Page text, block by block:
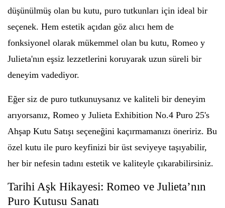
düşünülmüş olan bu kutu, puro tutkunları için ideal bir
seçenek. Hem estetik açıdan göz alıcı hem de
fonksiyonel olarak mükemmel olan bu kutu, Romeo y
Julieta'nın eşsiz lezzetlerini koruyarak uzun süreli bir
deneyim vadediyor.
Eğer siz de puro tutkunuysanız ve kaliteli bir deneyim
arıyorsanız, Romeo y Julieta Exhibition No.4 Puro 25's
Ahşap Kutu Satışı seçeneğini kaçırmamanızı öneririz. Bu
özel kutu ile puro keyfinizi bir üst seviyeye taşıyabilir,
her bir nefesin tadını estetik ve kaliteyle çıkarabilirsiniz.
Tarihi Aşk Hikayesi: Romeo ve Julieta’nın
Puro Kutusu Sanatı